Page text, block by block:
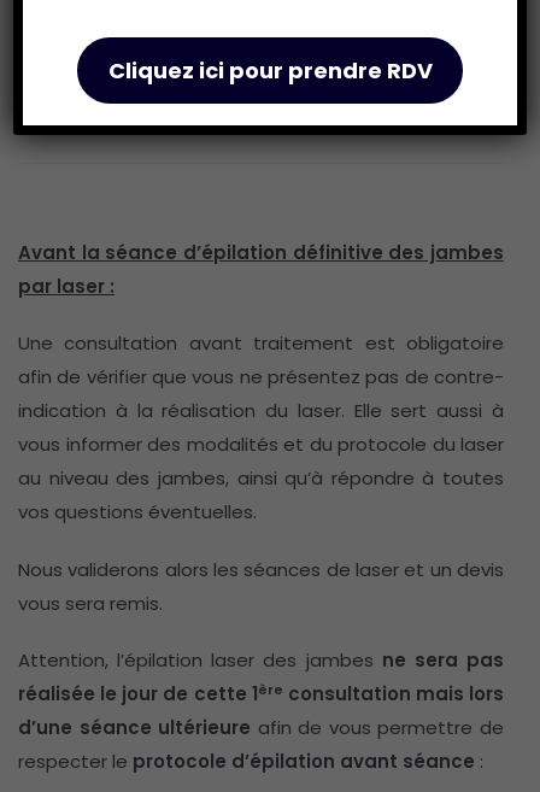
Séance et suivi
Avant la séance d’épilation définitive des jambes
par laser :
Une consultation avant traitement est obligatoire
afin de vérifier que vous ne présentez pas de contre-
indication à la réalisation du laser. Elle sert aussi à
vous informer des modalités et du protocole du laser
au niveau des jambes, ainsi qu’à répondre à toutes
vos questions éventuelles.
Nous validerons alors les séances de laser et un devis
vous sera remis.
Attention, l’épilation laser des jambes ne sera pas
réalisée le jour de cette 1ère consultation mais lors
d’une séance ultérieure afin de vous permettre de
respecter le protocole d’épilation avant séance :
Cliquez ici pour prendre RDV